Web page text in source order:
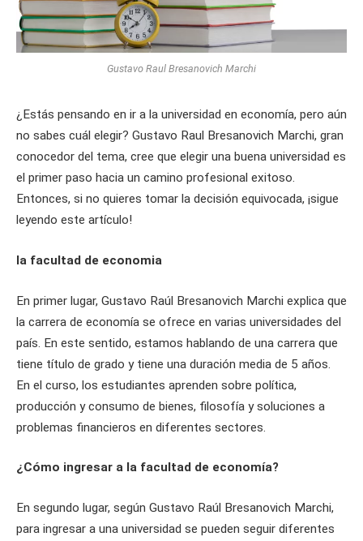
Gustavo Raul Bresanovich Marchi
¿Estás pensando en ir a la universidad en economía, pero aún
no sabes cuál elegir? Gustavo Raul Bresanovich Marchi, gran
conocedor del tema, cree que elegir una buena universidad es
el primer paso hacia un camino profesional exitoso.
Entonces, si no quieres tomar la decisión equivocada, ¡sigue
leyendo este artículo!
la facultad de economia
En primer lugar, Gustavo Raúl Bresanovich Marchi explica que
la carrera de economía se ofrece en varias universidades del
país. En este sentido, estamos hablando de una carrera que
tiene título de grado y tiene una duración media de 5 años.
En el curso, los estudiantes aprenden sobre política,
producción y consumo de bienes, filosofía y soluciones a
problemas financieros en diferentes sectores.
¿Cómo ingresar a la facultad de economía?
En segundo lugar, según Gustavo Raúl Bresanovich Marchi,
para ingresar a una universidad se pueden seguir diferentes